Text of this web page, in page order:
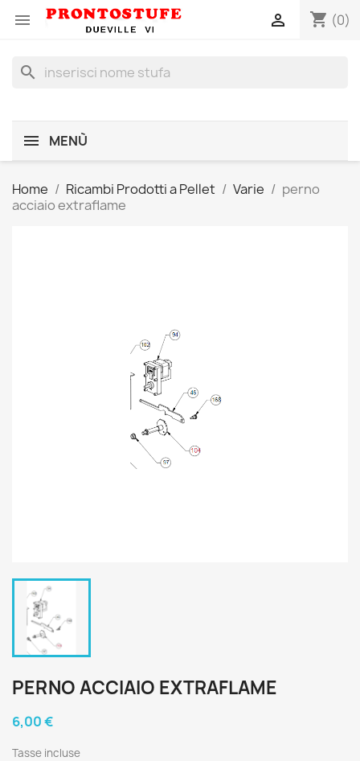
 shopping_cart (0)

search
MENÙ
Home Ricambi Prodotti a Pellet Varie
perno
acciaio extraflame
PERNO ACCIAIO EXTRAFLAME
6,00 €
Tasse incluse